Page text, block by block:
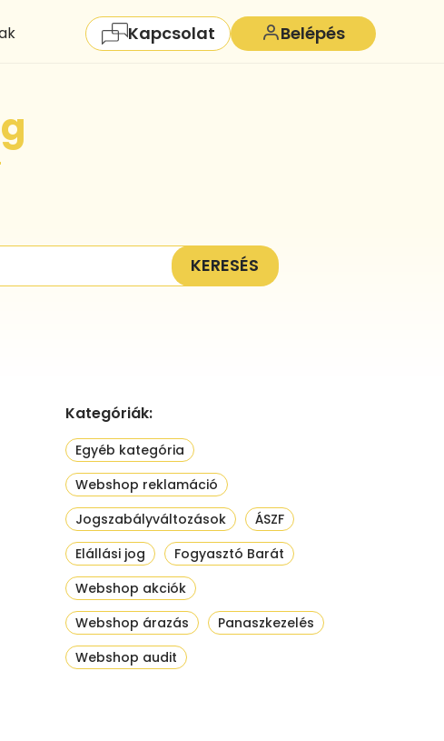
Kapcsolat Belépés
KERESÉS
Kategóriák:
Egyéb kategória
Webshop reklamáció
Jogszabályváltozások
ÁSZF
Elállási jog
Fogyasztó Barát
Webshop akciók
Webshop árazás
Panaszkezelés
Webshop audit